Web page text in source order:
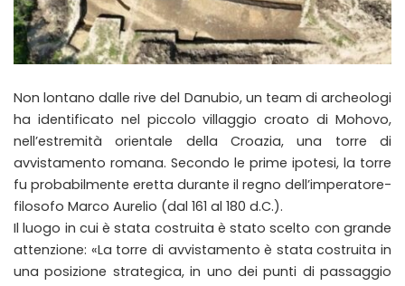
Non lontano dalle rive del Danubio, un team di archeologi
ha identificato nel piccolo villaggio croato di Mohovo,
nell’estremità orientale della Croazia, una torre di
avvistamento romana. Secondo le prime ipotesi, la torre
fu probabilmente eretta durante il regno dell’imperatore-
filosofo Marco Aurelio (dal 161 al 180 d.C.).
Il luogo in cui è stata costruita è stato scelto con grande
attenzione: «La torre di avvistamento è stata costruita in
una posizione strategica, in uno dei punti di passaggio